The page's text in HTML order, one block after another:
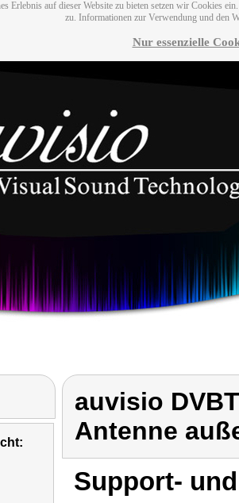
Erlebnis auf dieser Website zu bieten setzen wir Cookies
zu. Informationen zur Verwendung und den
Nur essenzielle
auvisio
Antenne
Support-